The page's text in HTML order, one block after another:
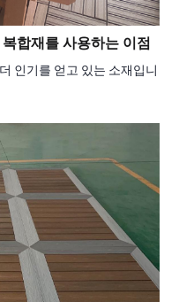
합재를 사용하는 이점
인기를 얻고 있는 소재입니